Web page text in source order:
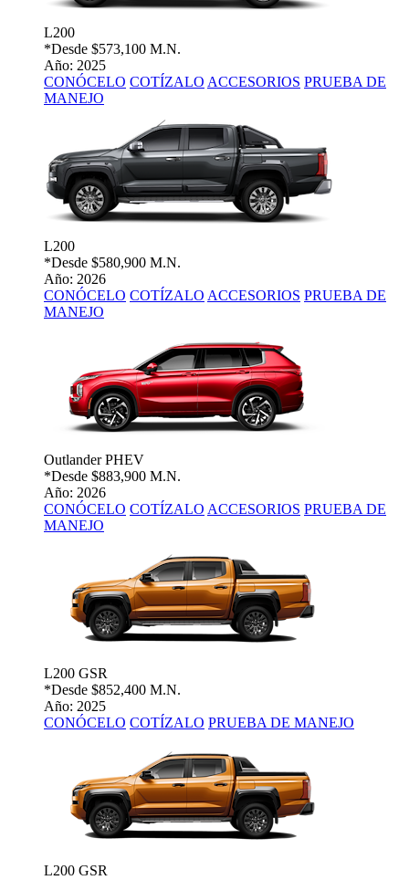
L200
*Desde $573,100 M.N.
Año: 2025
CONÓCELO COTÍZALO ACCESORIOS PRUEBA DE
MANEJO
L200
*Desde $580,900 M.N.
Año: 2026
CONÓCELO COTÍZALO ACCESORIOS PRUEBA DE
MANEJO
Outlander PHEV
*Desde $883,900 M.N.
Año: 2026
CONÓCELO COTÍZALO ACCESORIOS PRUEBA DE
MANEJO
L200 GSR
*Desde $852,400 M.N.
Año: 2025
CONÓCELO COTÍZALO PRUEBA DE MANEJO
L200 GSR